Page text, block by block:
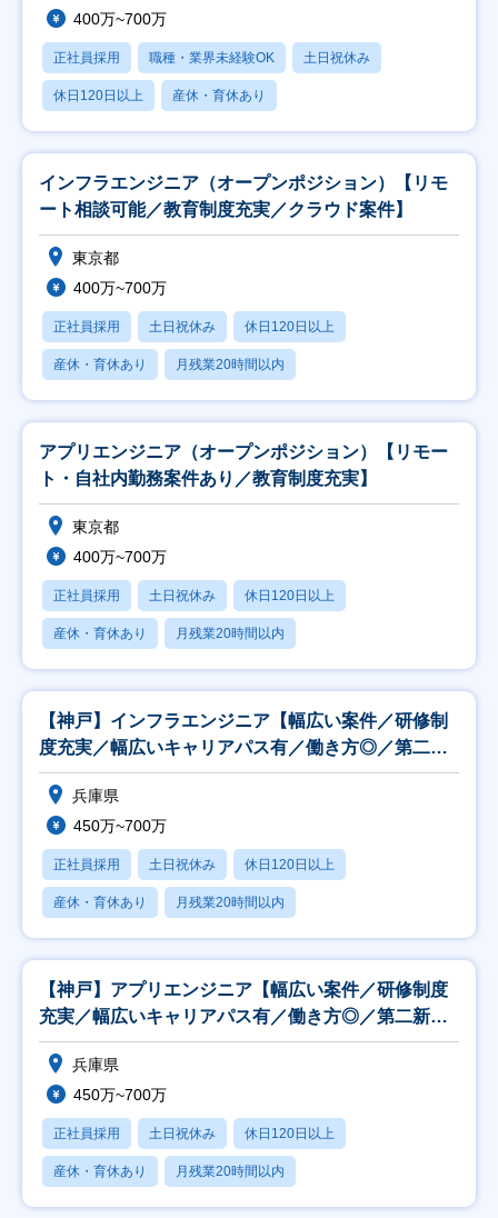
400万~700万
正社員採用 職種・業界未経験OK 土日祝休み
休日120日以上 産休・育休あり
インフラエンジニア（オープンポジション）【リモ
ート相談可能／教育制度充実／クラウド案件】
東京都
400万~700万
正社員採用 土日祝休み 休日120日以上
産休・育休あり 月残業20時間以内
アプリエンジニア（オープンポジション）【リモー
ト・自社内勤務案件あり／教育制度充実】
東京都
400万~700万
正社員採用 土日祝休み 休日120日以上
産休・育休あり 月残業20時間以内
【神戸】インフラエンジニア【幅広い案件／研修制
度充実／幅広いキャリアパス有／働き方◎／第二新
卒歓迎】
兵庫県
450万~700万
正社員採用 土日祝休み 休日120日以上
産休・育休あり 月残業20時間以内
【神戸】アプリエンジニア【幅広い案件／研修制度
充実／幅広いキャリアパス有／働き方◎／第二新卒
歓迎】
兵庫県
450万~700万
正社員採用 土日祝休み 休日120日以上
産休・育休あり 月残業20時間以内